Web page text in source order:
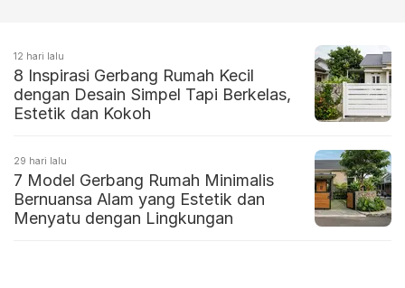
12 hari lalu
8 Inspirasi Gerbang Rumah Kecil
dengan Desain Simpel Tapi Berkelas,
Estetik dan Kokoh
29 hari lalu
7 Model Gerbang Rumah Minimalis
Bernuansa Alam yang Estetik dan
Menyatu dengan Lingkungan